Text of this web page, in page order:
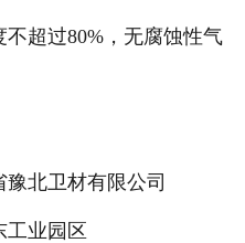
不超过80%，无腐蚀性气
豫北卫材有限公司
工业园区